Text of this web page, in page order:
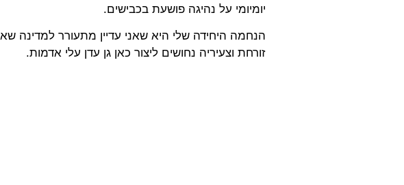
יומיומי על נהיגה פושעת בכבישים.
הנחמה היחידה שלי היא שאני עדיין מתעורר למדינה
זורחת וצעיריה נחושים ליצור כאן גן עדן עלי אדמות.